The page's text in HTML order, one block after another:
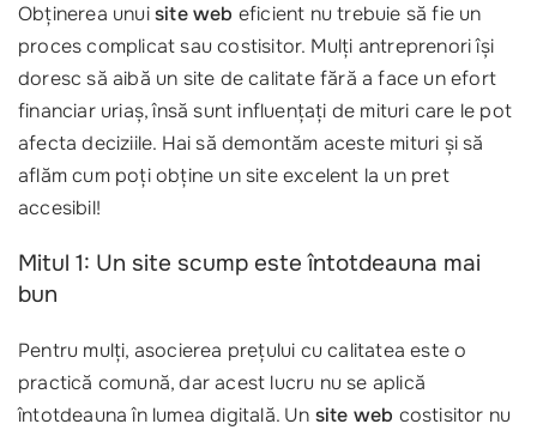
Obținerea unuisite web eficient nu trebuie să fie un
proces complicat sau costisitor. Mulți antreprenori își
doresc să aibă un site de calitate fără a face un efort
financiar uriaș, însă sunt influențați de mituri care le pot
afecta deciziile. Hai să demontăm aceste mituri și să
aflăm cum poți obține un site excelent la un pret
accesibil!
Mitul 1: Un site scump este întotdeauna mai
bun
Pentru mulți, asocierea prețului cu calitatea este o
practică comună, dar acest lucru nu se aplică
întotdeauna în lumea digitală. Un site web costisitor nu